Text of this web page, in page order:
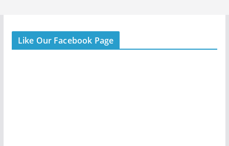
Like Our Facebook Page